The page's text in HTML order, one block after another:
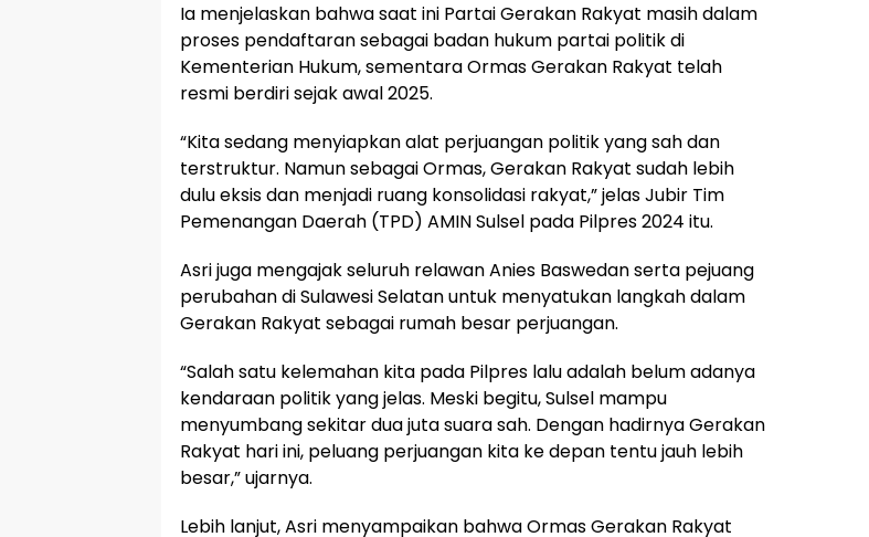
Ia menjelaskan bahwa saat ini Partai Gerakan Rakyat masih dalam
proses pendaftaran sebagai badan hukum partai politik di
Kementerian Hukum, sementara Ormas Gerakan Rakyat telah
resmi berdiri sejak awal 2025.
“Kita sedang menyiapkan alat perjuangan politik yang sah dan
terstruktur. Namun sebagai Ormas, Gerakan Rakyat sudah lebih
dulu eksis dan menjadi ruang konsolidasi rakyat,” jelas Jubir Tim
Pemenangan Daerah (TPD) AMIN Sulsel pada Pilpres 2024 itu.
Asri juga mengajak seluruh relawan Anies Baswedan serta pejuang
perubahan di Sulawesi Selatan untuk menyatukan langkah dalam
Gerakan Rakyat sebagai rumah besar perjuangan.
“Salah satu kelemahan kita pada Pilpres lalu adalah belum adanya
kendaraan politik yang jelas. Meski begitu, Sulsel mampu
menyumbang sekitar dua juta suara sah. Dengan hadirnya Gerakan
Rakyat hari ini, peluang perjuangan kita ke depan tentu jauh lebih
besar,” ujarnya.
Lebih lanjut, Asri menyampaikan bahwa Ormas Gerakan Rakyat